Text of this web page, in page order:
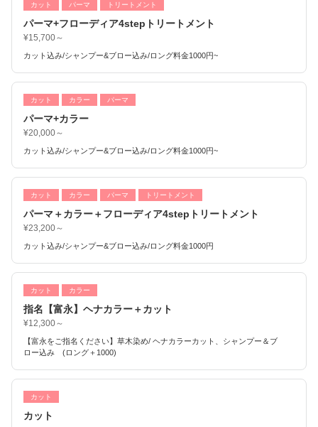
カット パーマ トリートメント
パーマ+フローディア4stepトリートメント
¥15,700～
カット込み/シャンプー&ブロー込み/ロング料金1000円~
カット カラー パーマ
パーマ+カラー
¥20,000～
カット込み/シャンプー&ブロー込み/ロング料金1000円~
カット カラー パーマ トリートメント
パーマ＋カラー＋フローディア4stepトリートメント
¥23,200～
カット込み/シャンプー&ブロー込み/ロング料金1000円
カット カラー
指名【富永】ヘナカラー＋カット
¥12,300～
【富永をご指名ください】草木染め/ ヘナカラーカット、シャンプー＆ブ
ロー込み (ロング＋1000)
カット
カット